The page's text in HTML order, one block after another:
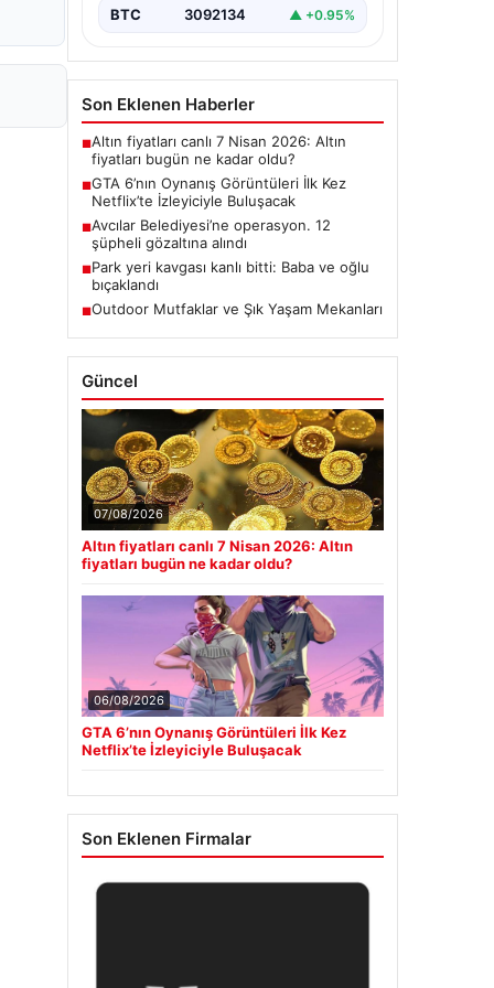
BTC 3092134 ▲ +0.95%
Son Eklenen Haberler
■Altın fiyatları canlı 7 Nisan 2026: Altın
fiyatları bugün ne kadar oldu?
■GTA 6’nın Oynanış Görüntüleri İlk Kez
Netflix’te İzleyiciyle Buluşacak
■Avcılar Belediyesi’ne operasyon. 12
şüpheli gözaltına alındı
■Park yeri kavgası kanlı bitti: Baba ve oğlu
bıçaklandı
■Outdoor Mutfaklar ve Şık Yaşam Mekanları
Güncel
07/08/2026
Altın fiyatları canlı 7 Nisan 2026: Altın
fiyatları bugün ne kadar oldu?
06/08/2026
GTA 6’nın Oynanış Görüntüleri İlk Kez
Netflix’te İzleyiciyle Buluşacak
Son Eklenen Firmalar